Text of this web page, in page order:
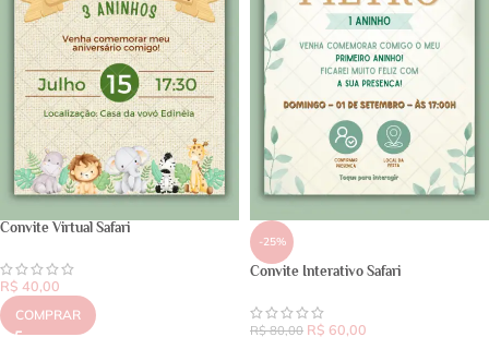
Convite Virtual Safari
R$ 40,00
COMPRAR
-25%
Convite Interativo Safari
R$80,00 R$ 60,00